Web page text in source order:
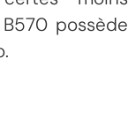
possède